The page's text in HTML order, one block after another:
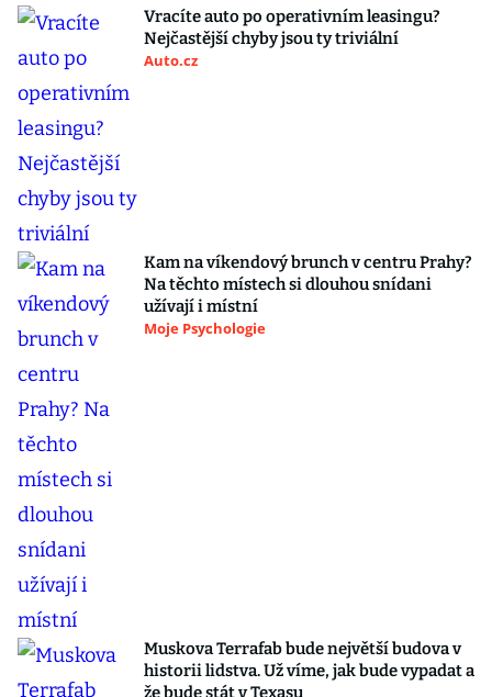
Vracíte auto po operativním leasingu?
Nejčastější chyby jsou ty triviální
Auto.cz
Kam na víkendový brunch v centru Prahy?
Na těchto místech si dlouhou snídani
užívají i místní
Moje Psychologie
Muskova Terrafab bude největší budova v
historii lidstva. Už víme, jak bude vypadat a
že bude stát v Texasu